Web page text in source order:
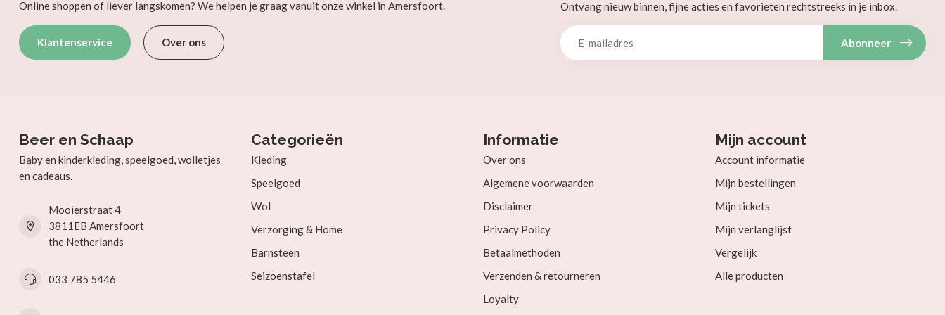
Online shoppen of liever langskomen? We helpen je graag vanuit onze winkel in Amersfoort.
Klantenservice Over ons
Ontvang nieuw binnen, fijne acties en favorieten rechtstreeks in je inbox.
Abonneer
Beer en Schaap
Baby en kinderkleding, speelgoed, wolletjes
en cadeaus.
Mooierstraat 4
3811EB Amersfoort
the Netherlands
033 785 5446
Categorieën
Kleding
Speelgoed
Wol
Verzorging & Home
Barnsteen
Seizoenstafel
Informatie
Over ons
Algemene voorwaarden
Disclaimer
Privacy Policy
Betaalmethoden
Verzenden & retourneren
Loyalty
Mijn account
Account informatie
Mijn bestellingen
Mijn tickets
Mijn verlanglijst
Vergelijk
Alle producten